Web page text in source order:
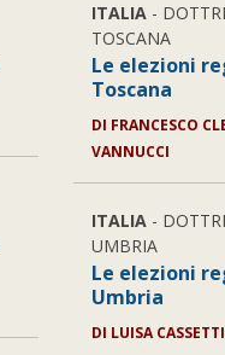
ITALIA-
TOSCANA
Le elezioni
Toscana
DI FRANCESCO
VANNUCCI
ITALIA-
UMBRIA
Le elezioni
Umbria
DI LUISA